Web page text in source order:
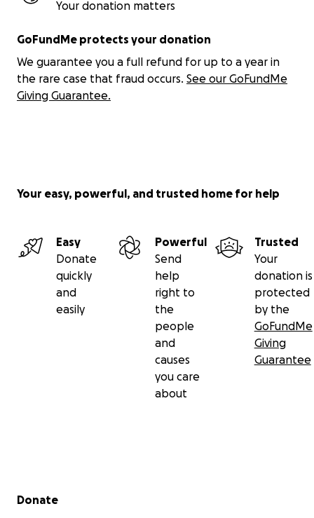
Your donation matters
GoFundMe protects your donation
We guarantee you a full refund for up to a year in
the rare case that fraud occurs. See our GoFundMe
Giving Guarantee.
Your easy, powerful, and trusted home for help
Easy
Donate
quickly
and
easily
Powerful
Send
help
right to
the
people
and
causes
you care
about
Trusted
Your
donation is
protected
by the
GoFundMe
Giving
Guarantee
Secondary menu
Donate